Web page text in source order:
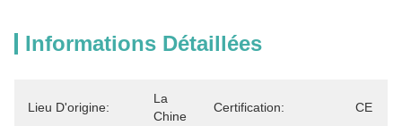
Informations Détaillées
Lieu D'origine:
La
Chine
Certification: CE